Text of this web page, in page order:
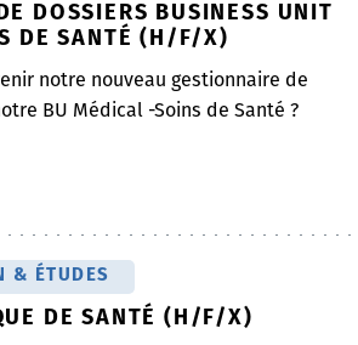
DOSSIERS BUSINESS UNIT
DE SANTÉ (H/F/X)
notre nouveau gestionnaire de
BU Médical -Soins de Santé ?
& ÉTUDES
DE SANTÉ (H/F/X)